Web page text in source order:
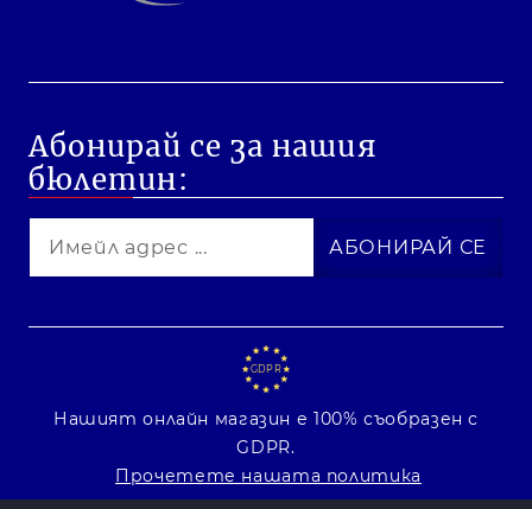
Абонирай се за нашия
бюлетин:
GDPR
Нашият онлайн магазин е 100% съобразен с
GDPR.
Прочетете нашата политика